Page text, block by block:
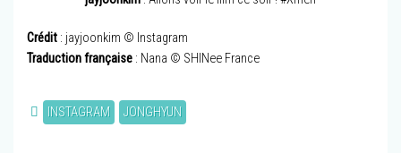
Crédit : jayjoonkim © Instagram
Traduction française : Nana © SHINee France
INSTAGRAM JONGHYUN